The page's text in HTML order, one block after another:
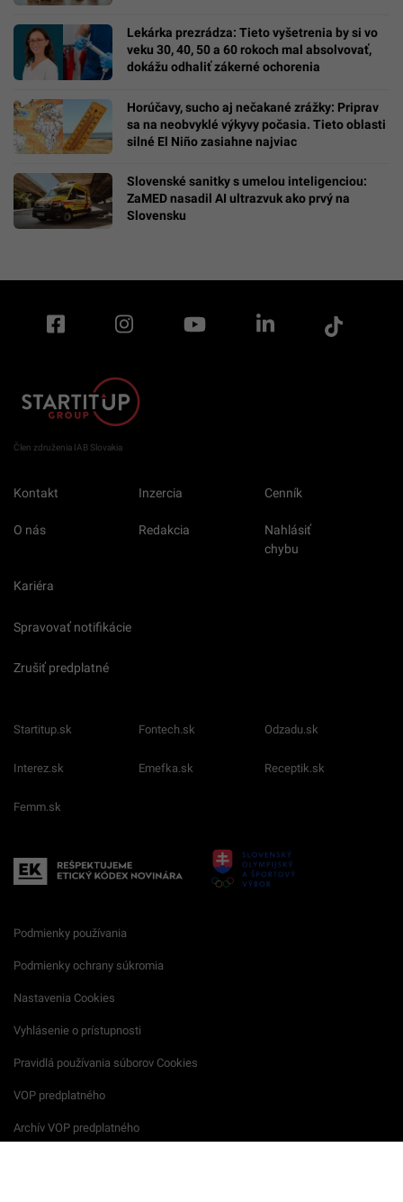
Lekárka prezrádza: Tieto vyšetrenia by si vo
veku 30, 40, 50 a 60 rokoch mal absolvovať,
dokážu odhaliť zákerné ochorenia
Horúčavy, sucho aj nečakané zrážky: Priprav
sa na neobvyklé výkyvy počasia. Tieto oblasti
silné El Niño zasiahne najviac
Slovenské sanitky s umelou inteligenciou:
ZaMED nasadil AI ultrazvuk ako prvý na
Slovensku
Člen združenia IAB Slovakia
Kontakt Inzercia Cenník
O nás Redakcia
Nahlásiť
chybu
Kariéra
Spravovať notifikácie
Zrušiť predplatné
Startitup.sk Fontech.sk Odzadu.sk
Interez.sk Emefka.sk Receptik.sk
Femm.sk
Podmienky používania
Podmienky ochrany súkromia
Nastavenia Cookies
Vyhlásenie o prístupnosti
Pravidlá používania súborov Cookies
VOP predplatného
Archív VOP predplatného